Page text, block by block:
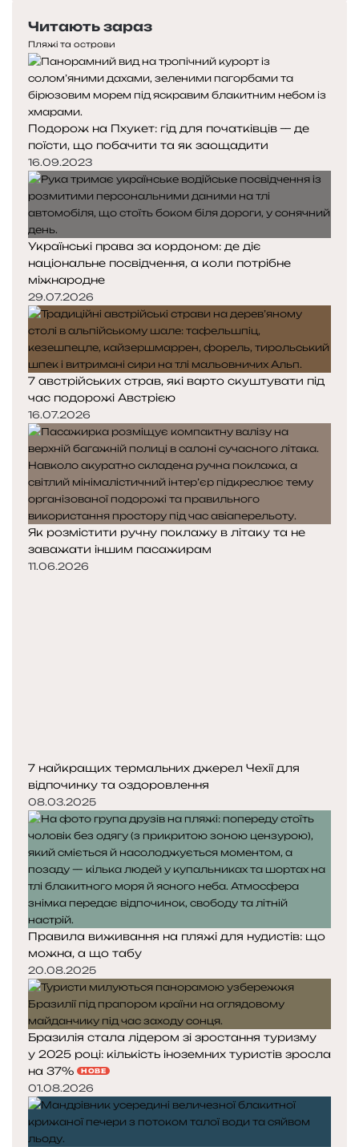
і
к
а
р
н
і
р
е
д
н
я
с
т
о
р
і
н
к
а
т
у
п
н
а
с
т
о
р
і
н
к
а
Читають зараз
Пляжі та острови
Подорож на Пхукет: гід для початківців — де
поїсти, що побачити та як заощадити
16.09.2023
Українські права за кордоном: де діє
національне посвідчення, а коли потрібне
міжнародне
29.07.2026
7 австрійських страв, які варто скуштувати під
час подорожі Австрією
16.07.2026
Як розмістити ручну поклажу в літаку та не
заважати іншим пасажирам
11.06.2026
7 найкращих термальних джерел Чехії для
відпочинку та оздоровлення
08.03.2025
Правила виживання на пляжі для нудистів: що
можна, а що табу
20.08.2025
Бразилія стала лідером зі зростання туризму
у 2025 році: кількість іноземних туристів зросла
на 37%
НОВЕ
01.08.2026